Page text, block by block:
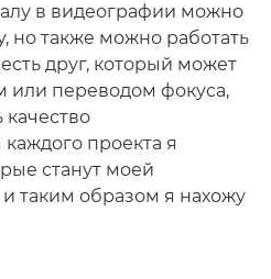
в видеографии можно
но также можно работать
друг, который может
или переводом фокуса,
проекта я
станут моей
таким образом я нахожу